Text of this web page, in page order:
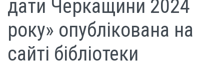
дати Черкащини 2024
року» опублікована на
сайті бібліотеки